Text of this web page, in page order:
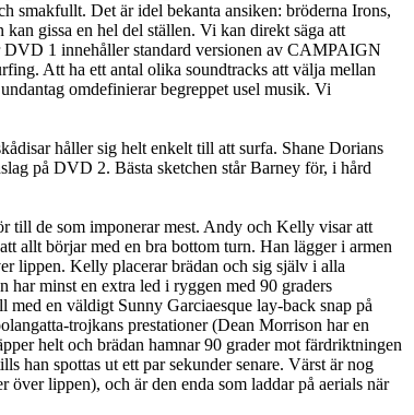
smakfullt. Det är idel bekanta ansiken: bröderna Irons,
gissa en hel del ställen. Vi kan direkt säga att
1 innehåller standard versionen av CAMPAIGN
Att ha ett antal olika soundtracks att välja mellan
omdefinierar begreppet usel musik. Vi
håller sig helt enkelt till att surfa. Shane Dorians
på DVD 2. Bästa sketchen står Barney för, i hård
till de som imponerar mest. Andy och Kelly visar att
allt börjar med en bra bottom turn. Han lägger i armen
lippen. Kelly placerar brädan och sig själv i alla
minst en extra led i ryggen med 90 graders
en väldigt Sunny Garciaesque lay-back snap på
trojkans prestationer (Dean Morrison har en
helt och brädan hamnar 90 grader mot färdriktningen
han spottas ut ett par sekunder senare. Värst är nog
lippen), och är den enda som laddar på aerials när